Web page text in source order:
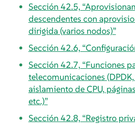
Sección 42.5,
descendentes con
dirigida (varios nodos)”
Sección 42.6,
Sección 42.7, “Funciones
telecomunicaciones (DPDK,
aislamiento de CPU,
etc.)”
Sección 42.8, “Registro